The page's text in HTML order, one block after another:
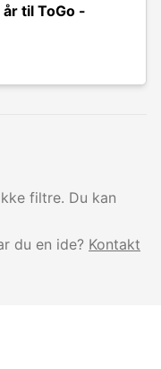
til ToGo -
filtre. Du kan
du en ide? Kontakt